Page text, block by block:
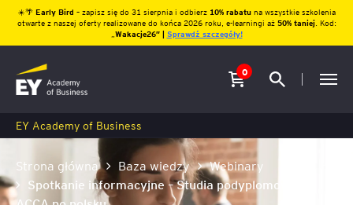
☀️🌴 Early Bird – zapisz się do 31 sierpnia i odbierz10% rabatu na wszystkie szkolenia
otwarte z naszej oferty realizowane do końca 2026 roku, e-learningi aż 50% taniej. Kod:
Wakacje26″ | Sprawdź szczegóły!
0
EY Academy of Business
Strona główna Baza wiedzy
Webinary
Spotkanie informacyjne – Studia podyplomowe